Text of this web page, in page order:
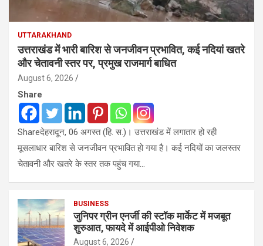
UTTARAKHAND
उत्तराखंड में भारी बारिश से जनजीवन प्रभावित, कई नदियां खतरे
और चेतावनी स्तर पर, प्रमुख राजमार्ग बाधित
August 6, 2026
Share
Shareदेहरादून, 06 अगस्त (हि. स.)। उत्तराखंड में लगातार हो रही
मूसलाधार बारिश से जनजीवन प्रभावित हो गया है। कई नदियों का जलस्तर
चेतावनी और खतरे के स्तर तक पहुंच गया…
BUSINESS
जुनिपर ग्रीन एनर्जी की स्टॉक मार्केट में मजबूत
शुरुआत, फायदे में आईपीओ निवेशक
August 6, 2026